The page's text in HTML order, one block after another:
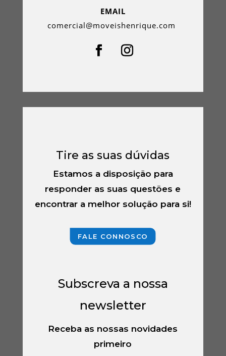
EMAIL
comercial@moveishenrique.com
Tire as suas dúvidas
Estamos a disposição para
responder as suas questões e
encontrar a melhor solução para si!
FALE CONNOSCO
Subscreva a nossa
newsletter
Receba as nossas novidades
primeiro